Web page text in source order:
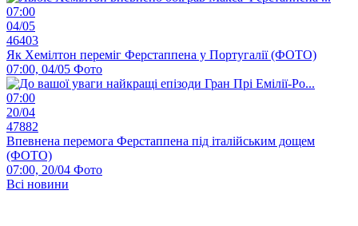
07:00
04/05
46403
Як Хемілтон переміг Ферстаппена у Португалії (ФОТО)
07:00, 04/05 Фото
07:00
20/04
47882
Впевнена перемога Ферстаппена під італійським дощем
(ФОТО)
07:00, 20/04 Фото
Всі новини